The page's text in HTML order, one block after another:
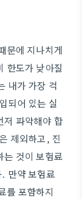
문에 지나치게
한도가 낮아질
내가 가장 걱
되어 있는 실
저 파악해야 합
제외하고, 진
는 것이 보험료
만약 보험료
를 포함하지